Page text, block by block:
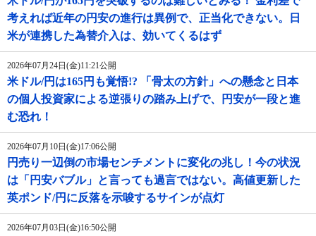
考えれば近年の円安の進行は異例で、正当化できない。日
米が連携した為替介入は、効いてくるはず
2026年07月24日(金)11:21公開
米ドル/円は165円も覚悟!? 「骨太の方針」への懸念と日本
の個人投資家による逆張りの踏み上げで、円安が一段と進
む恐れ！
2026年07月10日(金)17:06公開
円売り一辺倒の市場センチメントに変化の兆し！今の状況
は「円安バブル」と言っても過言ではない。高値更新した
英ポンド/円に反落を示唆するサインが点灯
2026年07月03日(金)16:50公開